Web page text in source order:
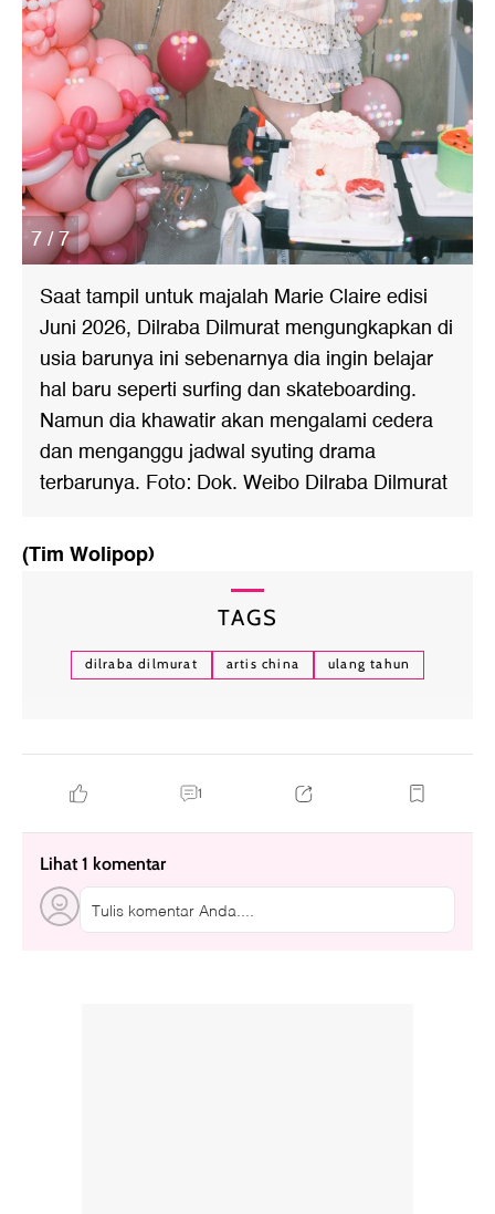
7 / 7
Saat tampil untuk majalah Marie Claire edisi
Juni 2026, Dilraba Dilmurat mengungkapkan di
usia barunya ini sebenarnya dia ingin belajar
hal baru seperti surfing dan skateboarding.
Namun dia khawatir akan mengalami cedera
dan menganggu jadwal syuting drama
terbarunya. Foto: Dok. Weibo Dilraba Dilmurat
(Tim Wolipop)
TAGS
dilraba dilmurat artis china ulang tahun
1
Lihat 1 komentar
Tulis komentar Anda....